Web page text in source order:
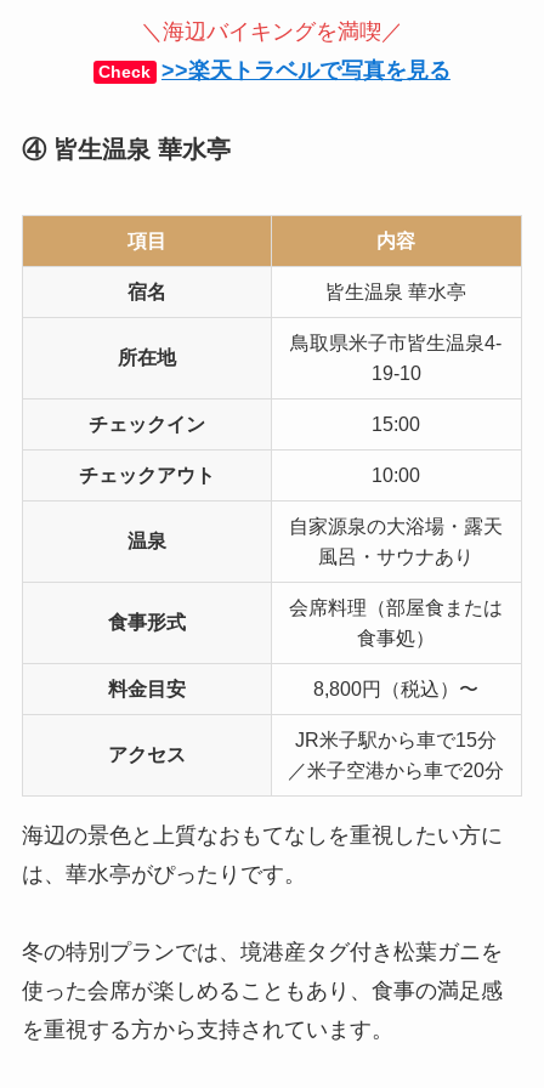
＼海辺バイキングを満喫／
Check >>楽天トラベルで写真を見る
④ 皆生温泉 華水亭
項目 内容
宿名 皆生温泉 華水亭
所在地
鳥取県米子市皆生温泉4-
19-10
チェックイン 15:00
チェックアウト 10:00
温泉
自家源泉の大浴場・露天
風呂・サウナあり
食事形式
会席料理（部屋食または
食事処）
料金目安 8,800円（税込）〜
アクセス
JR米子駅から車で15分
／米子空港から車で20分
海辺の景色と上質なおもてなしを重視したい方に
は、華水亭がぴったりです。
冬の特別プランでは、境港産タグ付き松葉ガニを
使った会席が楽しめることもあり、食事の満足感
を重視する方から支持されています。